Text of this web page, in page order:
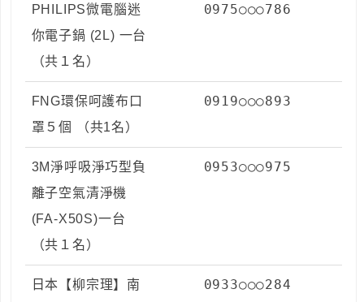
PHILIPS微電腦迷
你電子鍋 (2L) 一台
（共１名）
0975○○○786
FNG環保呵護布口
罩５個 （共1名）
0919○○○893
3M淨呼吸淨巧型負
離子空氣清淨機
(FA-X50S)一台
（共１名）
0953○○○975
日本【柳宗理】南
0933○○○284